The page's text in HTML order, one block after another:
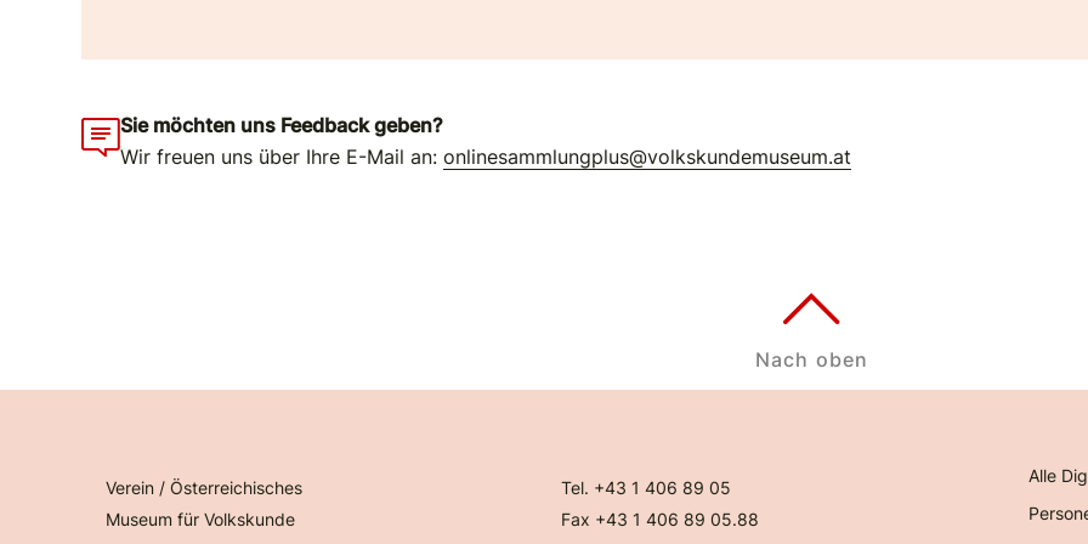
Sie möchten uns Feedback geben?
Wir freuen uns über Ihre E-Mail an:onlinesammlungplus@volkskundemuseum.at
Verein / Österreichisches
Museum für Volkskunde
Tel. +43 1 406 89 05
Fax +43 1 406 89 05.88
Alle
Nach oben